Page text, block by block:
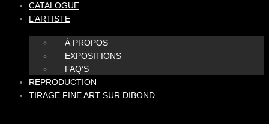
CATALOGUE
L’ARTISTE
À PROPOS
EXPOSITIONS
FAQ’S
REPRODUCTION
TIRAGE FINE ART SUR DIBOND